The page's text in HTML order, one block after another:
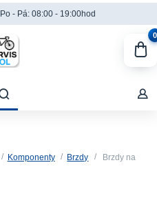
Po - Pá: 08:00 - 19:00hod
0
Komponenty Brzdy
Brzdy na